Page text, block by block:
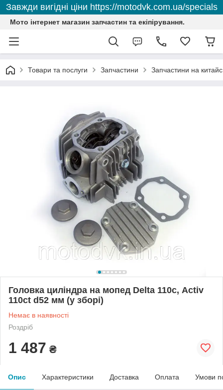
Завжди вигідні ціни https://motodvk.com.ua/specials
Мото інтернет магазин запчастин та екіпірування.
Товари та послуги Запчастини Запчастини на
Головка циліндра на мопед Delta 110с, Activ
110ct d52 мм (у зборі)
Немає в наявності
Роздріб
1 487 ₴
Опис Характеристики Доставка Оплата Умови